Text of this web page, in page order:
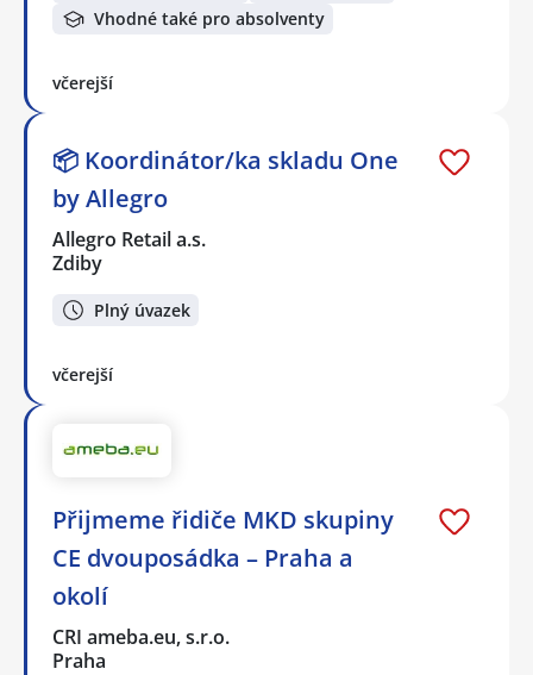
Vhodné také pro absolventy
včerejší
📦 Koordinátor/ka skladu One
by Allegro
Allegro Retail a.s.
Zdiby
Plný úvazek
včerejší
Přijmeme řidiče MKD skupiny
CE dvouposádka – Praha a
okolí
CRI ameba.eu, s.r.o.
Praha